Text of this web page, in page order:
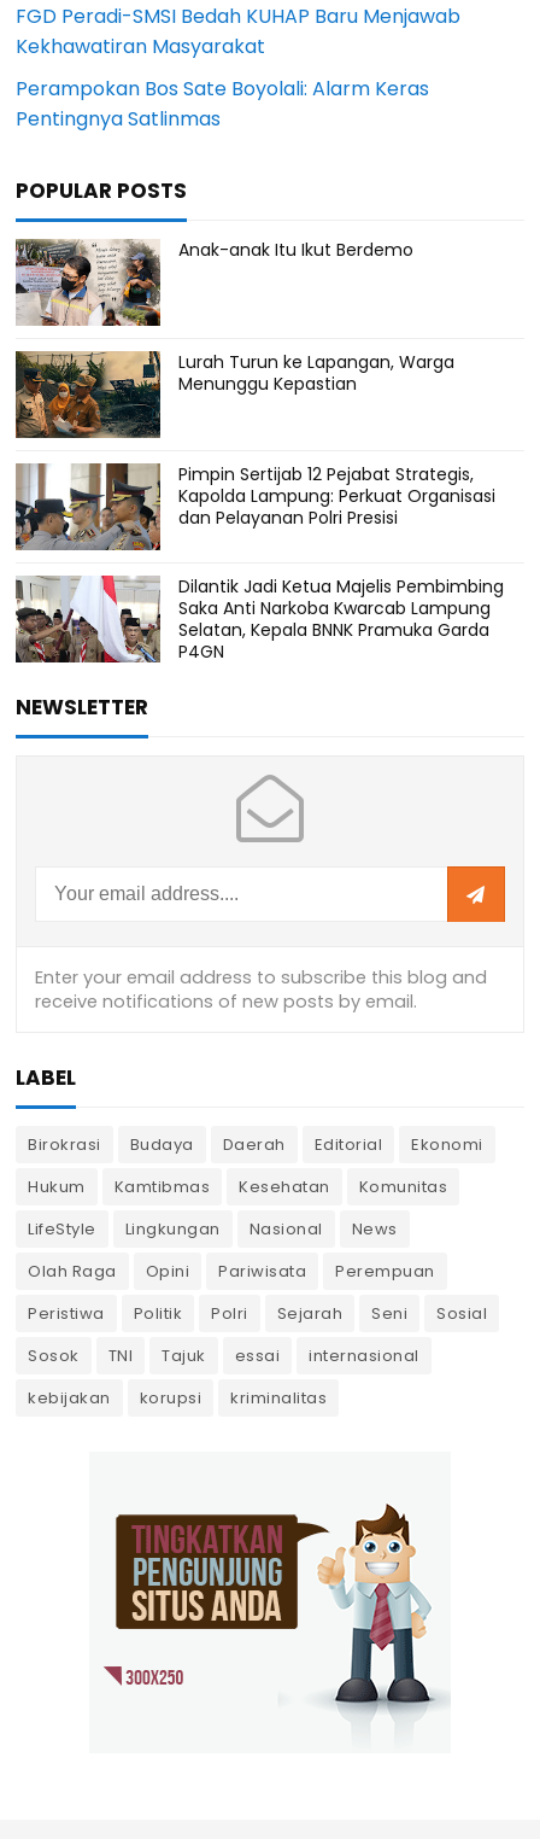
FGD Peradi-SMSI Bedah KUHAP Baru Menjawab
Kekhawatiran Masyarakat
Perampokan Bos Sate Boyolali: Alarm Keras
Pentingnya Satlinmas
POPULAR POSTS
Anak-anak Itu Ikut Berdemo
Lurah Turun ke Lapangan, Warga
Menunggu Kepastian
Pimpin Sertijab 12 Pejabat Strategis,
Kapolda Lampung: Perkuat Organisasi
dan Pelayanan Polri Presisi
Dilantik Jadi Ketua Majelis Pembimbing
Saka Anti Narkoba Kwarcab Lampung
Selatan, Kepala BNNK Pramuka Garda
P4GN
NEWSLETTER
LABEL
Birokrasi Budaya Daerah Editorial
Ekonomi
Hukum
Kamtibmas Kesehatan
Komunitas
LifeStyle
Lingkungan Nasional
News
Olah Raga
Opini Pariwisata
Perempuan
Peristiwa
Politik Polri Sejarah Seni
Sosial
Sosok
TNI Tajuk essai
internasional
kebijakan
korupsi kriminalitas